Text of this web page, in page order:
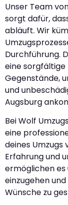
Unser Team
sorgt dafür,
abläuft. Wir
Durchführung.
eine sorgfältige
Gegenstände,
und
Augsburg
Bei Wolf
eine
deines Umzugs
Erfahrung und
ermöglichen es
einzugehen
Wünsche zu